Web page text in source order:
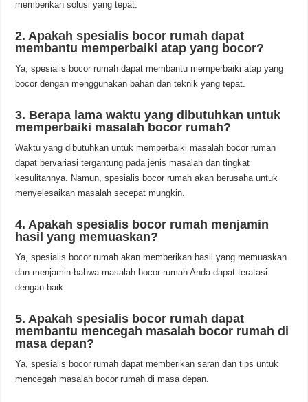
memberikan solusi yang tepat.
2. Apakah spesialis bocor rumah dapat
membantu memperbaiki atap yang bocor?
Ya, spesialis bocor rumah dapat membantu memperbaiki atap yang
bocor dengan menggunakan bahan dan teknik yang tepat.
3. Berapa lama waktu yang dibutuhkan untuk
memperbaiki masalah bocor rumah?
Waktu yang dibutuhkan untuk memperbaiki masalah bocor rumah
dapat bervariasi tergantung pada jenis masalah dan tingkat
kesulitannya. Namun, spesialis bocor rumah akan berusaha untuk
menyelesaikan masalah secepat mungkin.
4. Apakah spesialis bocor rumah menjamin
hasil yang memuaskan?
Ya, spesialis bocor rumah akan memberikan hasil yang memuaskan
dan menjamin bahwa masalah bocor rumah Anda dapat teratasi
dengan baik.
5. Apakah spesialis bocor rumah dapat
membantu mencegah masalah bocor rumah di
masa depan?
Ya, spesialis bocor rumah dapat memberikan saran dan tips untuk
mencegah masalah bocor rumah di masa depan.